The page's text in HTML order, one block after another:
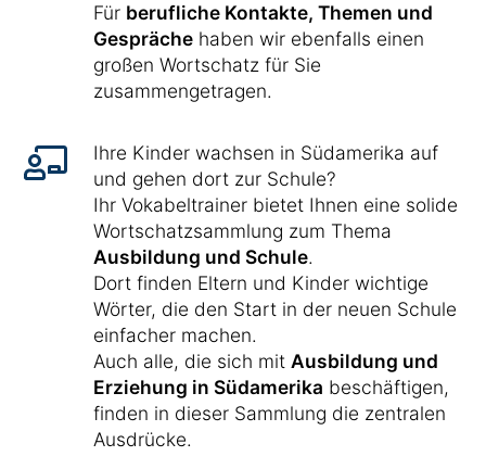
Für berufliche Kontakte, Themen und
Gespräche haben wir ebenfalls einen
großen Wortschatz für Sie
zusammengetragen.
Ihre Kinder wachsen in Südamerika auf
und gehen dort zur Schule?
Ihr Vokabeltrainer bietet Ihnen eine solide
Wortschatzsammlung zum Thema
Ausbildung und Schule.
Dort finden Eltern und Kinder wichtige
Wörter, die den Start in der neuen Schule
einfacher machen.
Auch alle, die sich mit Ausbildung und
Erziehung in Südamerika beschäftigen,
finden in dieser Sammlung die zentralen
Ausdrücke.